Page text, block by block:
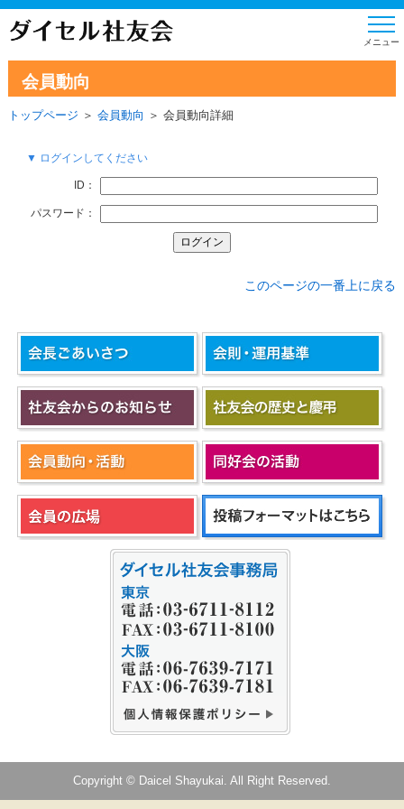
会員動向
トップページ ＞ 会員動向 ＞ 会員動向詳細
▼ ログインしてください
ID：
パスワード：
このページの一番上に戻る
Copyright © Daicel Shayukai. All Right Reserved.